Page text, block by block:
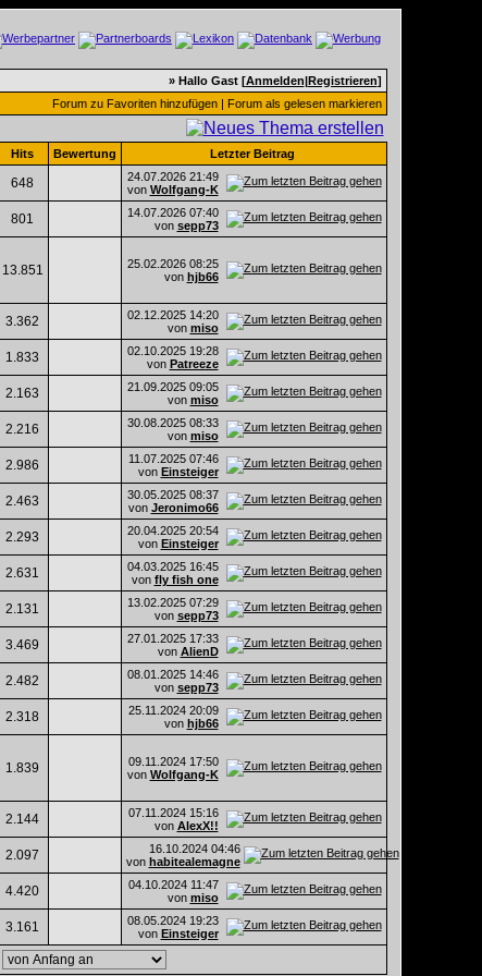
» Hallo Gast [Anmelden|Registrieren]
Forum zu Favoriten hinzufügen| Forum als gelesen markieren
Hits Bewertung Letzter Beitrag
648 24.07.2026 21:49
von Wolfgang-K
801 14.07.2026 07:40
von sepp73
13.851 25.02.2026 08:25
von hjb66
3.362 02.12.2025 14:20
von miso
1.833 02.10.2025 19:28
von Patreeze
2.163 21.09.2025 09:05
von miso
2.216 30.08.2025 08:33
von miso
2.986 11.07.2025 07:46
von Einsteiger
2.463 30.05.2025 08:37
von Jeronimo66
2.293 20.04.2025 20:54
von Einsteiger
2.631 04.03.2025 16:45
von fly fish one
2.131 13.02.2025 07:29
von sepp73
3.469 27.01.2025 17:33
von AlienD
2.482 08.01.2025 14:46
von sepp73
2.318 25.11.2024 20:09
von hjb66
1.839 09.11.2024 17:50
von Wolfgang-K
2.144 07.11.2024 15:16
von AlexX!!
2.097 16.10.2024 04:46
von habitealemagne
4.420 04.10.2024 11:47
von miso
3.161 08.05.2024 19:23
von Einsteiger